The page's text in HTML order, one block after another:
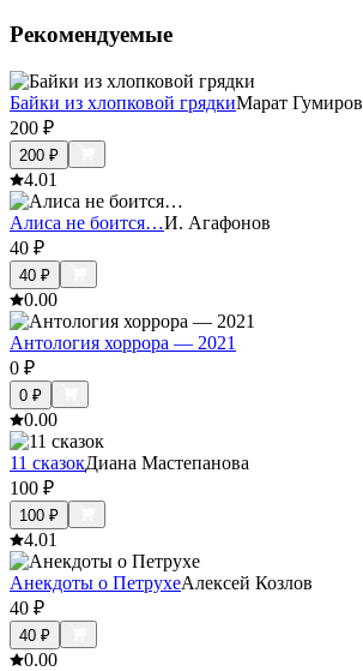
Рекомендуемые
Байки из хлопковой грядкиМарат Гумиров
200 ₽
200 ₽
4.01
Алиса не боится…И. Агафонов
40 ₽
40 ₽
0.00
Антология хоррора — 2021
0 ₽
0 ₽
0.00
11 сказокДиана Мастепанова
100 ₽
100 ₽
4.01
Анекдоты о ПетрухеАлексей Козлов
40 ₽
40 ₽
0.00